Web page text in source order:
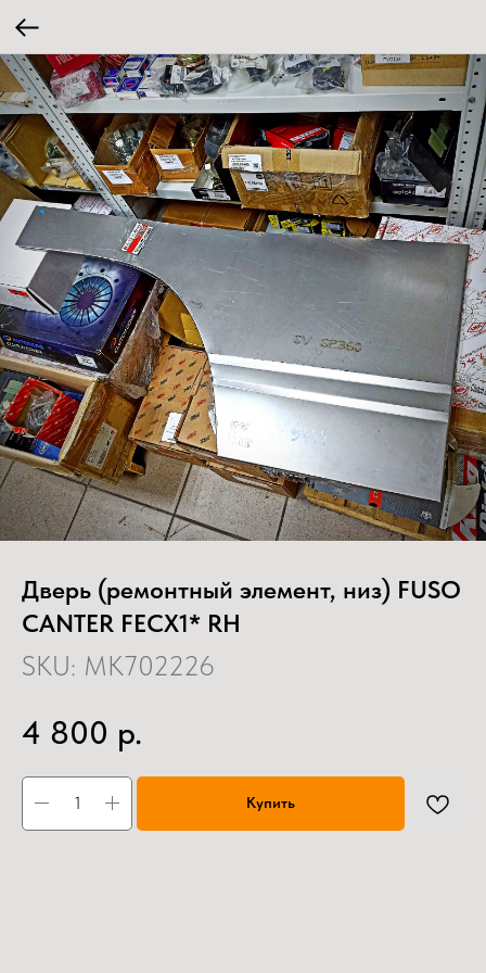
Дверь (ремонтный элемент, низ) FUSO
CANTER FECX1* RH
SKU: MK702226
4 800 р.
Купить